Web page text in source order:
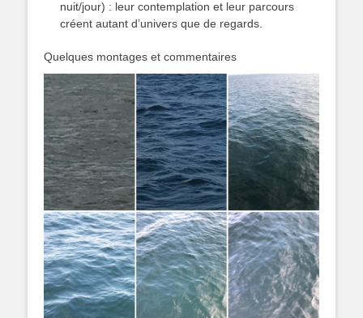
nuit/jour) : leur contemplation et leur parcours
créent autant d’univers que de regards.
Quelques montages et commentaires